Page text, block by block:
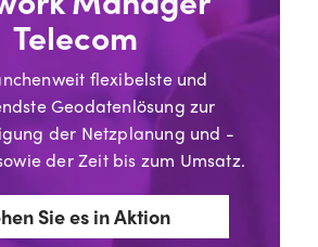
Telecom
flexibelste und
Geodatenlösung zur
der Netzplanung und -
der Zeit bis zum Umsatz.
Sie es in Aktion